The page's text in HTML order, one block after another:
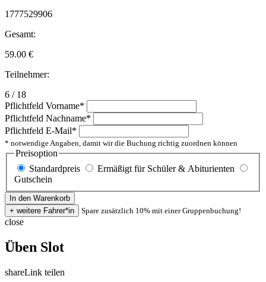
1777529906
Gesamt:
59.00 €
Teilnehmer:
6 / 18
Pflichtfeld Vorname*
Pflichtfeld Nachname*
Pflichtfeld E-Mail*
* notwendige Angaben, damit wir die Buchung richtig zuordnen können
Preisoption
Standardpreis
Ermäßigt für Schüler & Abiturienten
Gutschein
Spare zusätzlich 10% mit einer Gruppenbuchung!
close
Üben Slot
shareLink teilen